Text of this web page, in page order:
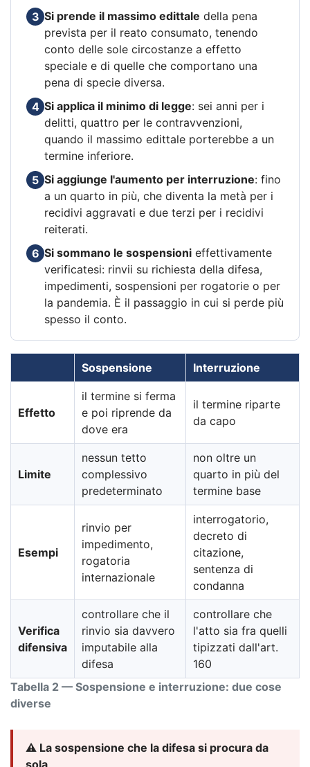
3 Si prende il massimo edittale della pena
prevista per il reato consumato, tenendo
conto delle sole circostanze a effetto
speciale e di quelle che comportano una
pena di specie diversa.
4 Si applica il minimo di legge: sei anni per i
delitti, quattro per le contravvenzioni,
quando il massimo edittale porterebbe a un
termine inferiore.
5 Si aggiunge l'aumento per interruzione: fino
a un quarto in più, che diventa la metà per i
recidivi aggravati e due terzi per i recidivi
reiterati.
6 Si sommano le sospensioni effettivamente
verificatesi: rinvii su richiesta della difesa,
impedimenti, sospensioni per rogatorie o per
la pandemia. È il passaggio in cui si perde più
spesso il conto.
Tabella 2 — Sospensione e interruzione: due cose
diverse
Sospensione Interruzione
Effetto
il termine si ferma
e poi riprende da
dove era
il termine riparte
da capo
Limite
nessun tetto
complessivo
predeterminato
non oltre un
quarto in più del
termine base
Esempi
rinvio per
impedimento,
rogatoria
internazionale
interrogatorio,
decreto di
citazione,
sentenza di
condanna
Verifica
difensiva
controllare che il
rinvio sia davvero
imputabile alla
difesa
controllare che
l'atto sia fra quelli
tipizzati dall'art.
160
⚠️ La sospensione che la difesa si procura da
sola